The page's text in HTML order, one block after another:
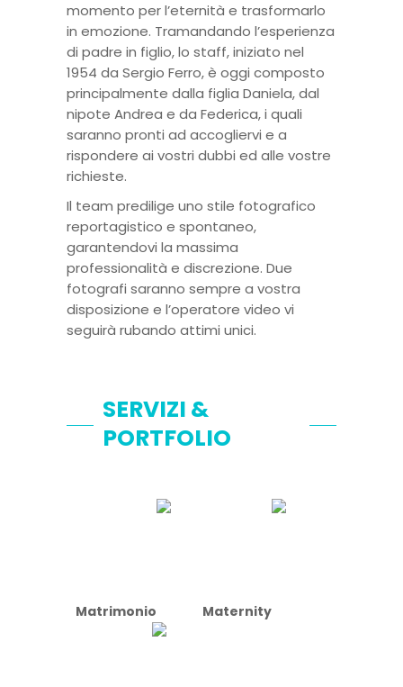
momento per l’eternità e trasformarlo
in emozione. Tramandando l’esperienza
di padre in figlio, lo staff, iniziato nel
1954 da Sergio Ferro, è oggi composto
principalmente dalla figlia Daniela, dal
nipote Andrea e da Federica, i quali
saranno pronti ad accogliervi e a
rispondere ai vostri dubbi ed alle vostre
richieste.
Il team predilige uno stile fotografico
reportagistico e spontaneo,
garantendovi la massima
professionalità e discrezione. Due
fotografi saranno sempre a vostra
disposizione e l’operatore video vi
seguirà rubando attimi unici.
SERVIZI &
PORTFOLIO
Matrimonio Maternity